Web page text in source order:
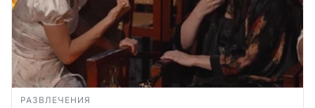
РАЗВЛЕЧЕНИЯ